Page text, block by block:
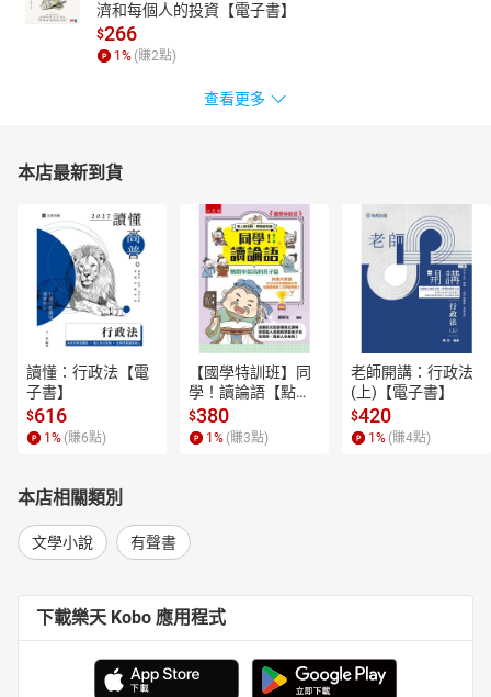
濟和每個人的投資【電子書】
$266
1 % (賺2點)
查看更多
本店最新到貨
讀懂：行政法【電
子書】
$616
1 % (賺6點)
【國學特訓班】同
學！讀論語【點閱
率最高的孔子篇】
逗趣的文配圖情境
式講解，學習聖人
$380
1 % (賺3點)
老師開講：行政法
(上)【電子書】
$420
1 % (賺4點)
本店相關類別
文學小說 有聲書
下載樂天 Kobo 應用程式